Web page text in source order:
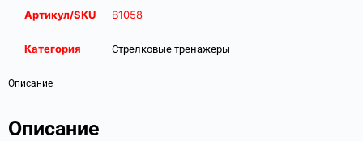
Артикул/SKU В1058
Категория Стрелковые тренажеры
Описание
Описание